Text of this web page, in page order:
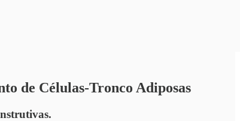
de Células-Tronco Adiposas